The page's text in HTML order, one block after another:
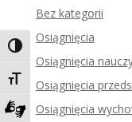
Toggle High Contrast
Toggle Font size
Bez kategorii
Osiągnięcia
Osiągnięcia
Osiągnięcia
Osiągnięcia